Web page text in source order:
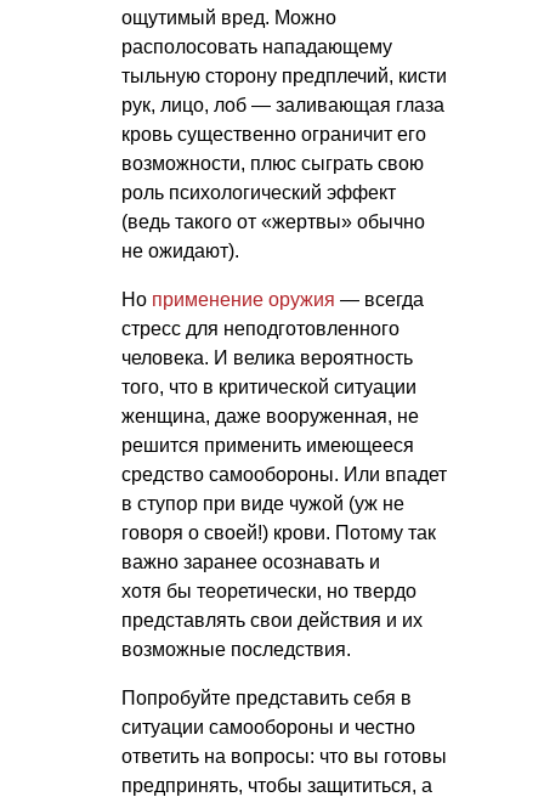
ощутимый вред. Можно
располосовать нападающему
тыльную сторону предплечий, кисти
рук, лицо, лоб — заливающая глаза
кровь существенно ограничит его
возможности, плюс сыграть свою
роль психологический эффект
(ведь такого от «жертвы» обычно
не ожидают).
Но применение оружия — всегда
стресс для неподготовленного
человека. И велика вероятность
того, что в критической ситуации
женщина, даже вооруженная, не
решится применить имеющееся
средство самообороны. Или впадет
в ступор при виде чужой (уж не
говоря о своей!) крови. Потому так
важно заранее осознавать и
хотя бы теоретически, но твердо
представлять свои действия и их
возможные последствия.
Попробуйте представить себя в
ситуации самообороны и честно
ответить на вопросы: что вы готовы
предпринять, чтобы защититься, а